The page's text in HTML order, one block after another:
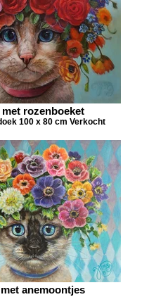
met rozenboeket
100 x 80 cm Verkocht
anemoontjes